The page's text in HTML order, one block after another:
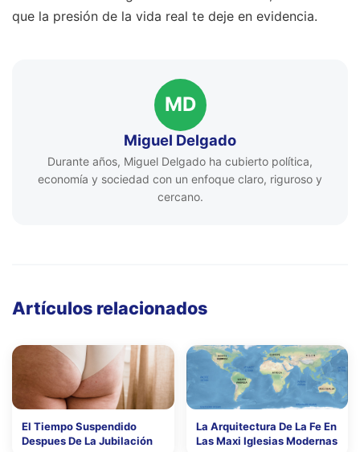
que la presión de la vida real te deje en evidencia.
MD
Miguel Delgado
Durante años, Miguel Delgado ha cubierto política,
economía y sociedad con un enfoque claro, riguroso y
cercano.
Artículos relacionados
El Tiempo Suspendido
Despues De La Jubilación
La Arquitectura De La Fe En
Las Maxi Iglesias Modernas